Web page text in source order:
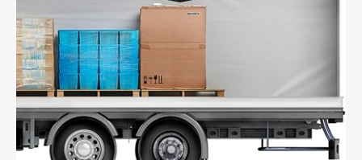
Транспорт:
Газель (1,5 и 3 тонны), Бычок, Еврофура от 5 до
10 тонн
от 5000 руб. Возможен догруз
- Экономный способ доставить вещи от 200 кг в
другой город - догрузом или попутно. Попутные
грузоперевозки для физлиц, ИП и юрлиц обходятся
дешевле.